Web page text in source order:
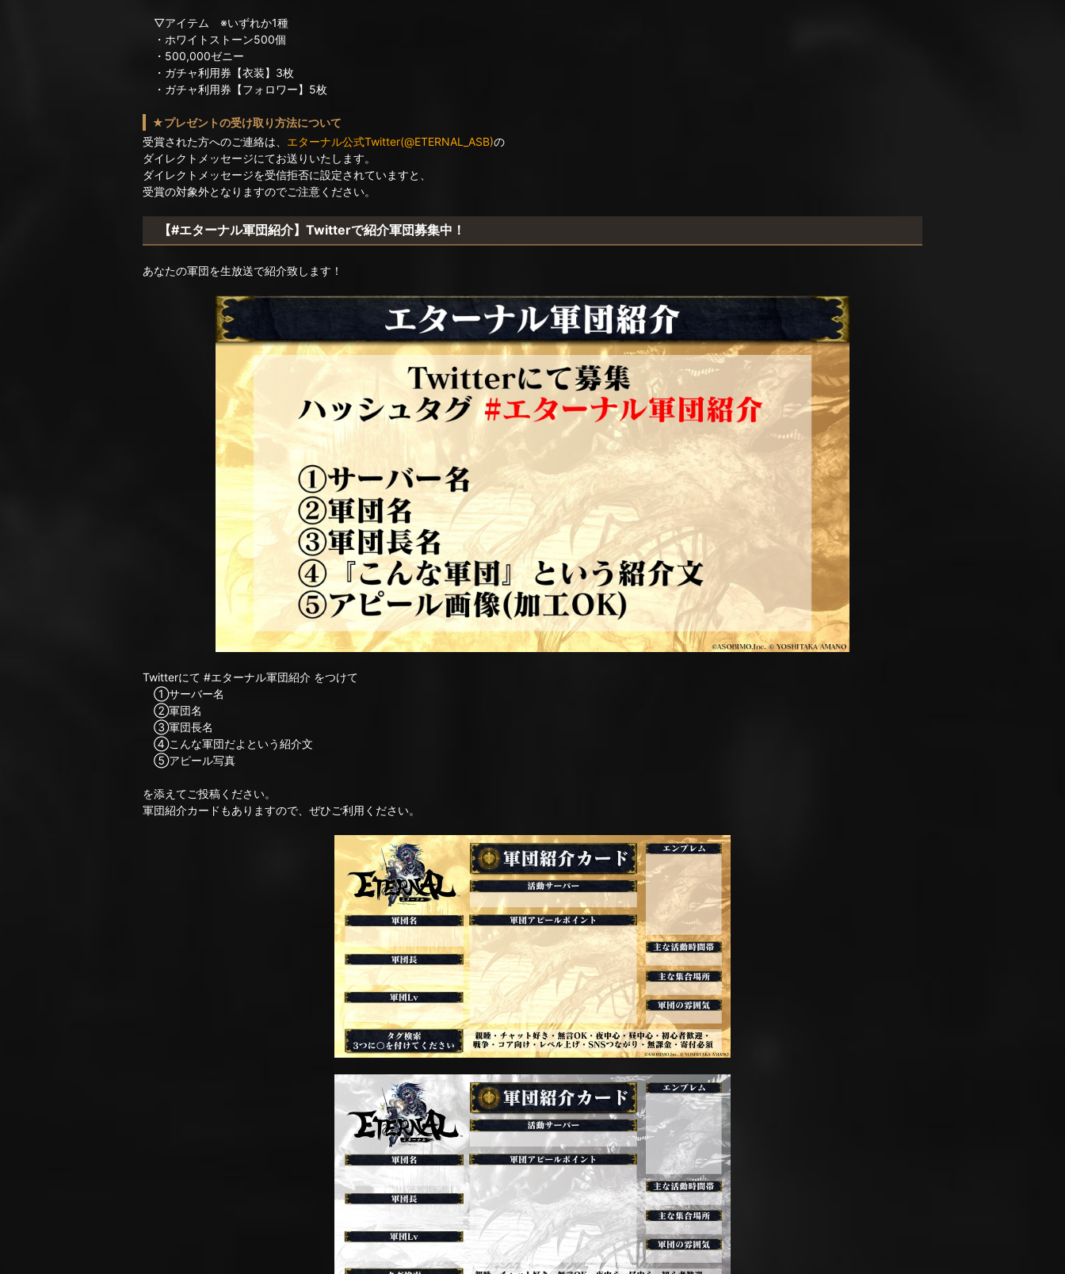
▽アイテム ※いずれか1種
・ホワイトストーン500個
・500,000ゼニー
・ガチャ利用券【衣装】3枚
・ガチャ利用券【フォロワー】5枚
★プレゼントの受け取り方法について
受賞された方へのご連絡は、 エターナル公式Twitter(@ETERNAL_ASB)の
ダイレクトメッセージにてお送りいたします。
ダイレクトメッセージを受信拒否に設定されていますと、
受賞の対象外となりますのでご注意ください。
【#エターナル軍団紹介】Twitterで紹介軍団募集中！
あなたの軍団を生放送で紹介致します！
Twitterにて #エターナル軍団紹介 をつけて
①サーバー名
②軍団名
③軍団長名
④こんな軍団だよという紹介文
⑤アピール写真
を添えてご投稿ください。
軍団紹介カードもありますので、ぜひご利用ください。